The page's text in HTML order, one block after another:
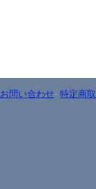
お問い合わせ- 特定商